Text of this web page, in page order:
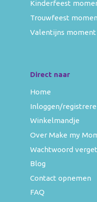
Kinderfeest
Trouwfeest
Valentijns moment
Direct naar
Home
Inloggen/
Winkelmandje
Over Make my
Wachtwoord
Blog
Contact opnemen
FAQ